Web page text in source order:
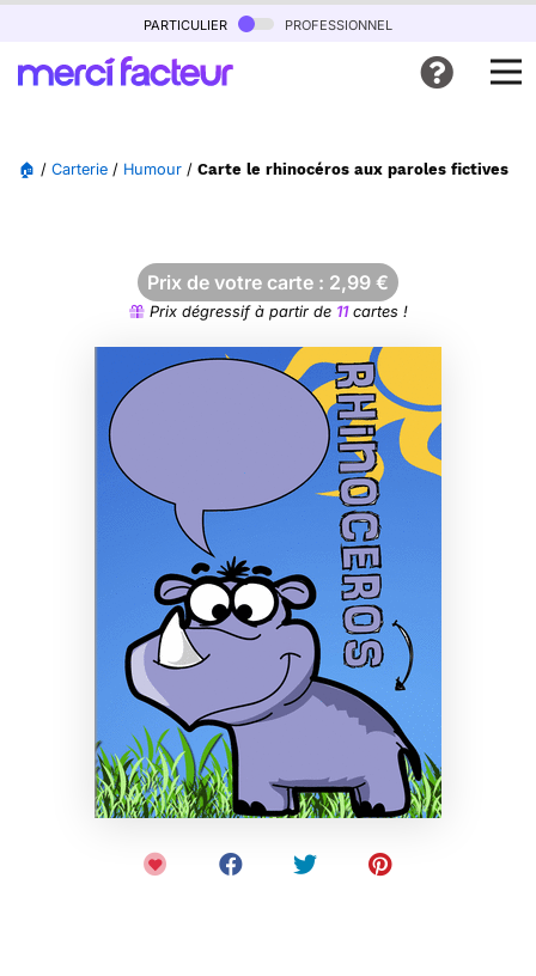
particulier professionnel
🏠 / Carterie / Humour / Carte le rhinocéros aux paroles fictives
Prix de votre carte : 2,99 €
Prix dégressif à partir de 11cartes !